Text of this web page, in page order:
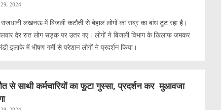
2024
लखनऊ में बिजली कटौती से बेहाल लोगों का सब्र का बांध टूट रहा है।
देर रात लोग सड़क पर उतर गए। लोगों ने बिजली विभाग के खिलाफ जमकर
इलाके में भीषण गर्मी से परेशान लोगों ने प्रदर्शन किया।
से साथी कर्मचारियों का फूटा गुस्सा, प्रदर्शन कर मुआवजा